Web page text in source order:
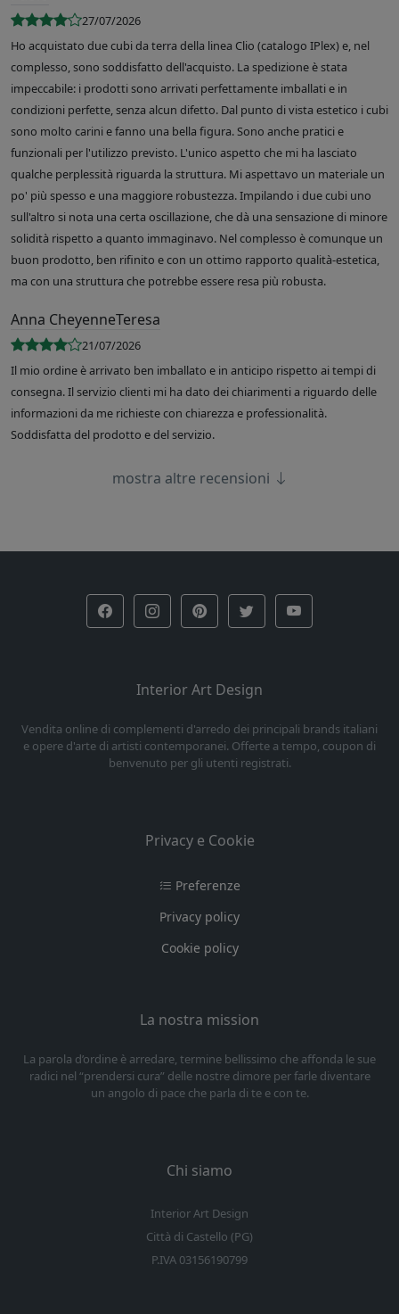
27/07/2026
Ho acquistato due cubi da terra della linea Clio (catalogo IPlex) e, nel
complesso, sono soddisfatto dell'acquisto. La spedizione è stata
impeccabile: i prodotti sono arrivati perfettamente imballati e in
condizioni perfette, senza alcun difetto. Dal punto di vista estetico i cubi
sono molto carini e fanno una bella figura. Sono anche pratici e
funzionali per l'utilizzo previsto. L'unico aspetto che mi ha lasciato
qualche perplessità riguarda la struttura. Mi aspettavo un materiale un
po' più spesso e una maggiore robustezza. Impilando i due cubi uno
sull'altro si nota una certa oscillazione, che dà una sensazione di minore
solidità rispetto a quanto immaginavo. Nel complesso è comunque un
buon prodotto, ben rifinito e con un ottimo rapporto qualità-estetica,
ma con una struttura che potrebbe essere resa più robusta.
Anna CheyenneTeresa
21/07/2026
Il mio ordine è arrivato ben imballato e in anticipo rispetto ai tempi di
consegna. Il servizio clienti mi ha dato dei chiarimenti a riguardo delle
informazioni da me richieste con chiarezza e professionalità.
Soddisfatta del prodotto e del servizio.
mostra altre recensioni
Interior Art Design
Vendita online di complementi d'arredo dei principali brands italiani
e opere d'arte di artisti contemporanei. Offerte a tempo, coupon di
benvenuto per gli utenti registrati.
Privacy e Cookie
Preferenze
Privacy policy
Cookie policy
La nostra mission
La parola d’ordine è arredare, termine bellissimo che affonda le sue
radici nel “prendersi cura” delle nostre dimore per farle diventare
un angolo di pace che parla di te e con te.
Chi siamo
Interior Art Design
Città di Castello (PG)
P.IVA 03156190799